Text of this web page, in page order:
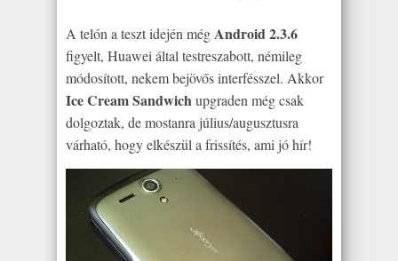
A telón a teszt idején mégAndroid 2.3.6
figyelt, Huawei által testreszabott, némileg
módosított, nekem bejövős interfésszel. Akkor
Ice Cream Sandwichupgraden még csak
dolgoztak, de mostanra július/augusztusra
várható, hogy elkészül a frissítés, ami jó hír!